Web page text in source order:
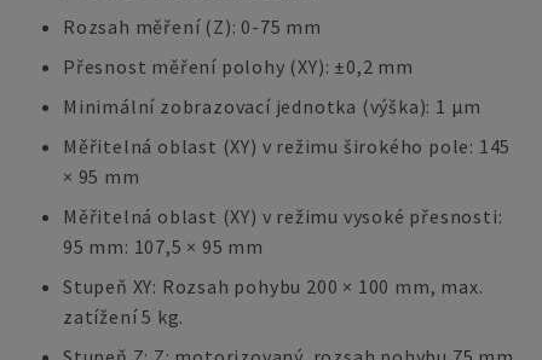
Rozsah měření (Z): 0-75 mm
Přesnost měření polohy (XY): ±0,2 mm
Minimální zobrazovací jednotka (výška): 1 µm
Měřitelná oblast (XY) v režimu širokého pole: 145
× 95 mm
Měřitelná oblast (XY) v režimu vysoké přesnosti:
95 mm: 107,5 × 95 mm
Stupeň XY: Rozsah pohybu 200 × 100 mm, max.
zatížení 5 kg.